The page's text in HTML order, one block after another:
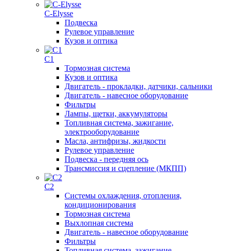
C-Elysse
Подвеска
Рулевое управление
Кузов и оптика
C1
Тормозная система
Кузов и оптика
Двигатель - прокладки, датчики, сальники
Двигатель - навесное оборудование
Фильтры
Лампы, щетки, аккумуляторы
Топливная система, зажигание,
электрооборудование
Масла, антифризы, жидкости
Рулевое управление
Подвеска - передняя ось
Трансмиссия и сцепление (МКПП)
C2
Системы охлаждения, отопления,
кондиционирования
Тормозная система
Выхлопная система
Двигатель - навесное оборудование
Фильтры